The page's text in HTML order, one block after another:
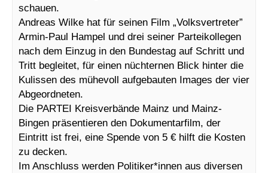
schauen.
Andreas Wilke hat für seinen Film „Volksvertreter”
Armin-Paul Hampel und drei seiner Parteikollegen
nach dem Einzug in den Bundestag auf Schritt und
Tritt begleitet, für einen nüchternen Blick hinter die
Kulissen des mühevoll aufgebauten Images der vier
Abgeordneten.
Die PARTEI Kreisverbände Mainz und Mainz-
Bingen präsentieren den Dokumentarfilm, der
Eintritt ist frei, eine Spende von 5 € hilft die Kosten
zu decken.
Im Anschluss werden Politiker*innen aus diversen